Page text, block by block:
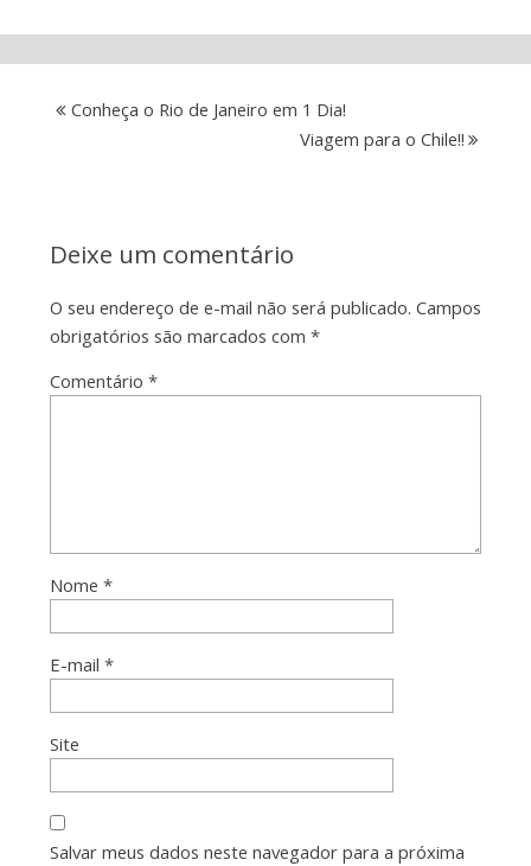
Conheça o Rio de Janeiro em 1 Dia!
Viagem para o Chile!!
Deixe um comentário
O seu endereço de e-mail não será publicado. Campos
obrigatórios são marcados com *
Comentário *
Nome *
E-mail *
Site
Salvar meus dados neste navegador para a próxima